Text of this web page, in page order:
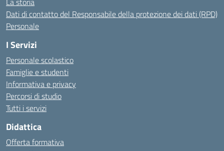
Dati di contatto del Responsabile della protezione dei dati (RPD)
Personale
I Servizi
Personale scolastico
Famiglie e studenti
Informativa e privacy
Percorsi di studio
Tutti i servizi
Didattica
Offerta formativa